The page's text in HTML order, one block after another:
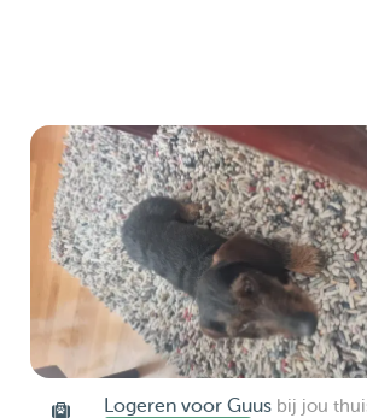
Logeren voor Guus bij jou